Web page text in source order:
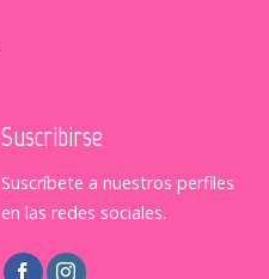
Suscribirse
Suscríbete a nuestros perfiles
en las redes sociales.